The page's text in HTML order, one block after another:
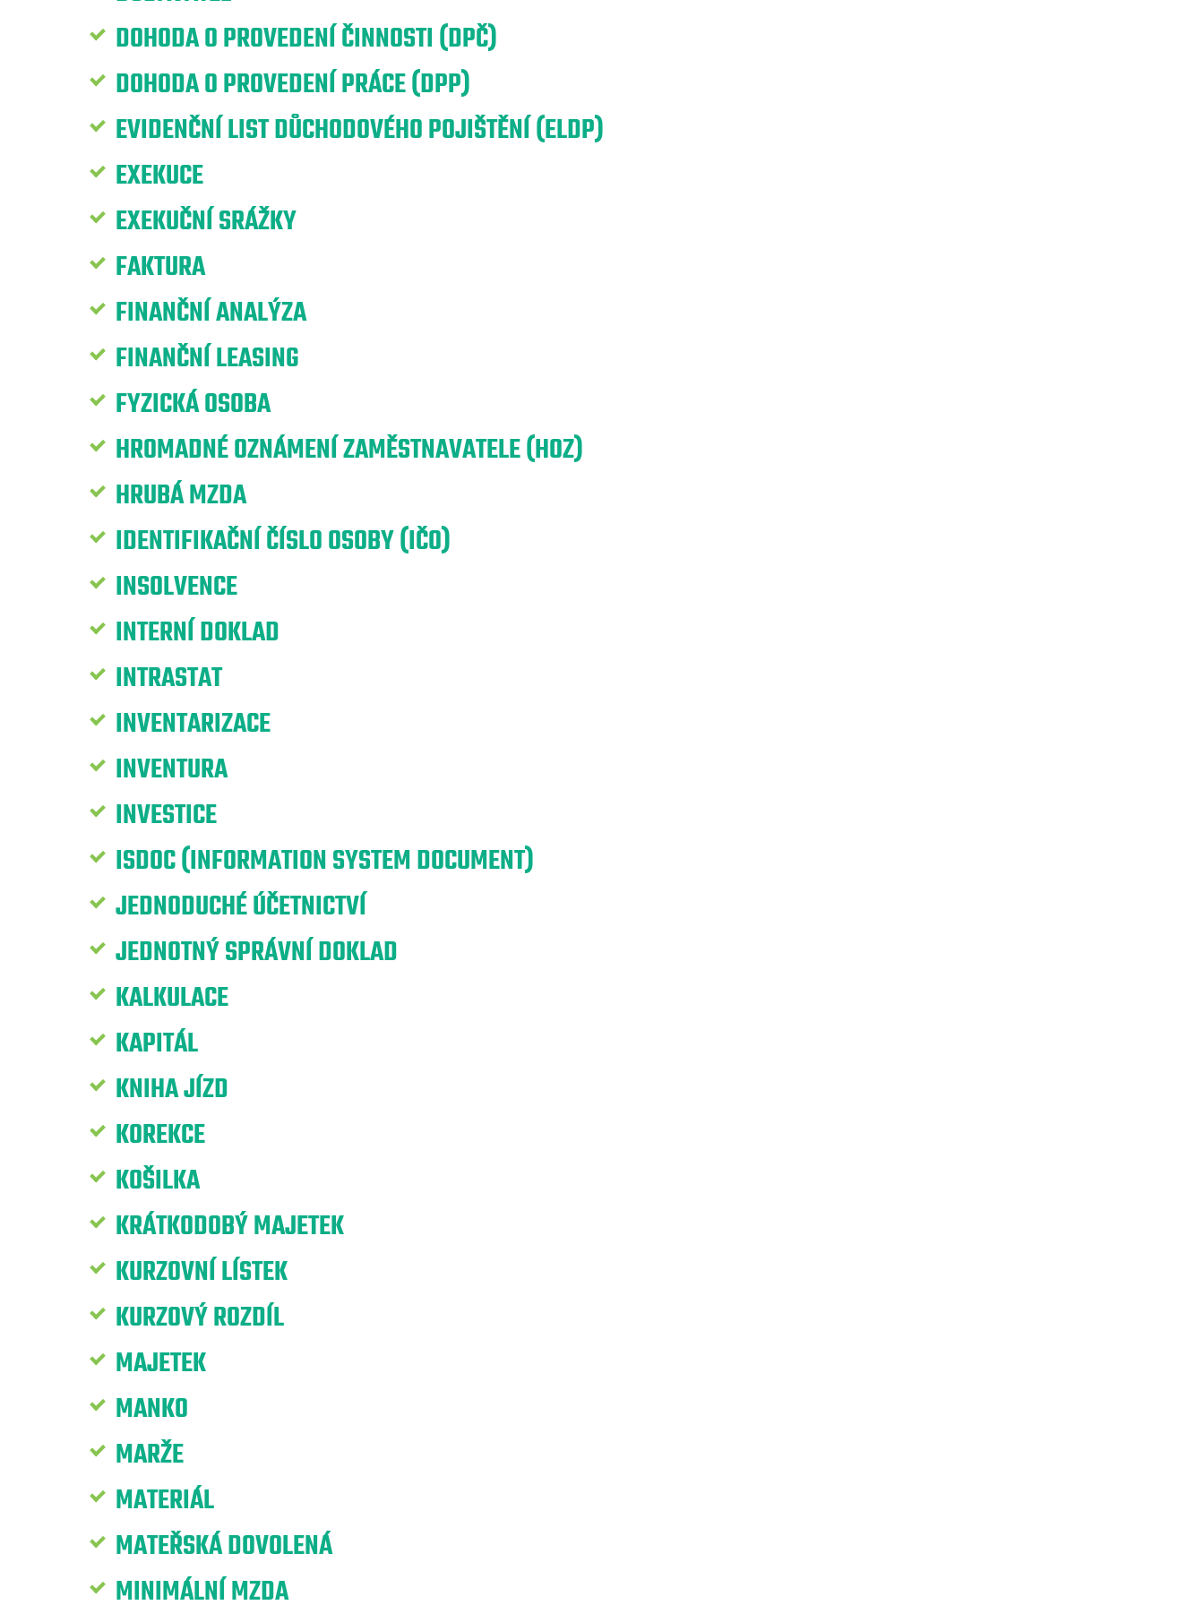
DOHODA O PROVEDENÍ ČINNOSTI (DPČ)
DOHODA O PROVEDENÍ PRÁCE (DPP)
EVIDENČNÍ LIST DŮCHODOVÉHO POJIŠTĚNÍ (ELDP)
EXEKUCE
EXEKUČNÍ SRÁŽKY
FAKTURA
FINANČNÍ ANALÝZA
FINANČNÍ LEASING
FYZICKÁ OSOBA
HROMADNÉ OZNÁMENÍ ZAMĚSTNAVATELE (HOZ)
HRUBÁ MZDA
IDENTIFIKAČNÍ ČÍSLO OSOBY (IČO)
INSOLVENCE
INTERNÍ DOKLAD
INTRASTAT
INVENTARIZACE
INVENTURA
INVESTICE
ISDOC (INFORMATION SYSTEM DOCUMENT)
JEDNODUCHÉ ÚČETNICTVÍ
JEDNOTNÝ SPRÁVNÍ DOKLAD
KALKULACE
KAPITÁL
KNIHA JÍZD
KOREKCE
KOŠILKA
KRÁTKODOBÝ MAJETEK
KURZOVNÍ LÍSTEK
KURZOVÝ ROZDÍL
MAJETEK
MANKO
MARŽE
MATERIÁL
MATEŘSKÁ DOVOLENÁ
MINIMÁLNÍ MZDA